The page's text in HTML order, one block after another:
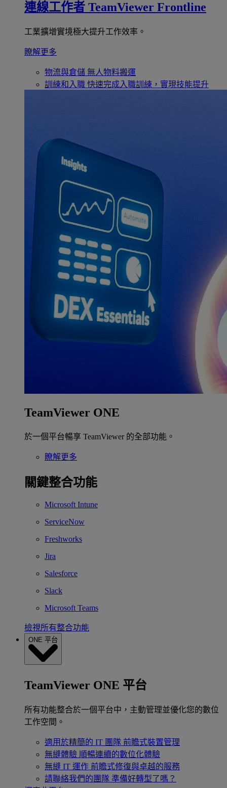
連線工作者 TeamViewer Frontline
工業擴增實境極大提升工作效率。
瞭解更多
物流與倉儲 無人物料搬運
訓練和入職 快速完成入職訓練，實現技能提升
TeamViewer ONE
於一個平台暢享 TeamViewer 的全部功能。
瞭解更多
關鍵整合功能
Microsoft Intune
ServiceNow
Freshworks
Jira
Salesforce
Slack
Microsoft Teams
檢視所有整合功能
ONE 平台
TeamViewer ONE 平台
所有功能整合於一個平台中，主動管理並優化您的數位
工作空間。
適用於精簡的 IT 團隊 前瞻式裝置管理
無縫體驗 順暢連續的數位化體驗
無縫 IT 運作 前瞻式修復與卓越的服務
請聯絡我們的團隊 準備好轉型了嗎？